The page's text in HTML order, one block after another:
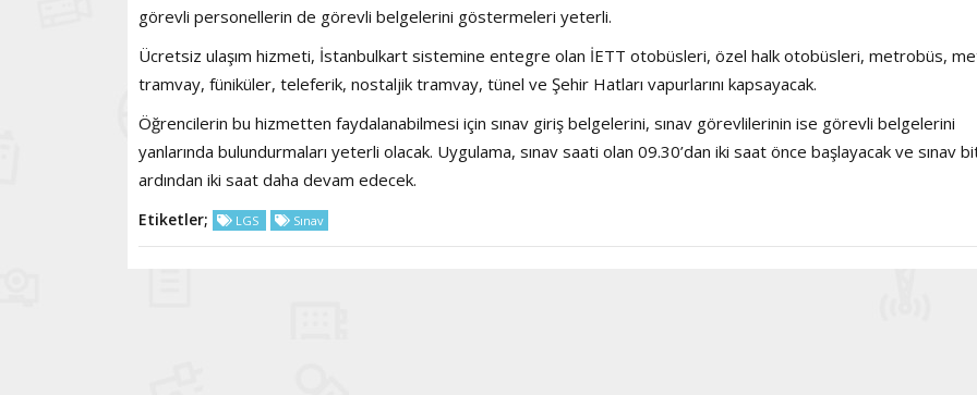
görevli personellerin de görevli belgelerini göstermeleri yeterli.
Ücretsiz ulaşım hizmeti, İstanbulkart sistemine entegre olan İETT otobüsleri, özel halk otobüsleri, metrobüs,
tramvay, füniküler, teleferik, nostaljik tramvay, tünel ve Şehir Hatları vapurlarını kapsayacak.
Öğrencilerin bu hizmetten faydalanabilmesi için sınav giriş belgelerini, sınav görevlilerinin ise görevli belgelerini
yanlarında bulundurmaları yeterli olacak. Uygulama, sınav saati olan 09.30’dan iki saat önce başlayacak ve sınav
ardından iki saat daha devam edecek.
Etiketler; LGS Sınav
Haftanın Pusulası
Şarkısı